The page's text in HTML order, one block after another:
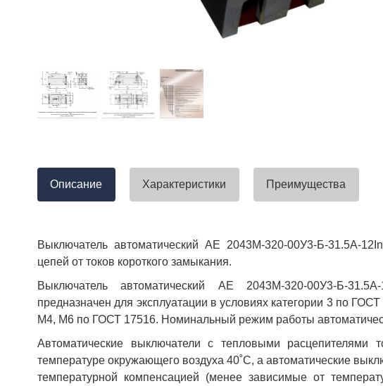
На комплектные изделия (опоры ЛЭП),
предоставлены технические паспорта и
производитель и поставщик опор ЛЭП
сопровождает опоры ЛЭП такими документами.
Приятно работать с таким ответственным
поставщиком!
Описание Характеристики Преимущества
Выключатель автоматический АЕ 2043М-320-00У3-Б-31.5А-
цепей от токов короткого замыкания.
Выключатель автоматический АЕ 2043М-320-00У3-Б-
предназначен для эксплуатации в условиях категории 3 по
М4, М6 по ГОСТ 17516. Номинальный режим работы
Автоматические выключатели с тепловыми расцепителями
температуре окружающего воздуха 40˚С, а автоматические
температурной компенсацией (менее зависимые от